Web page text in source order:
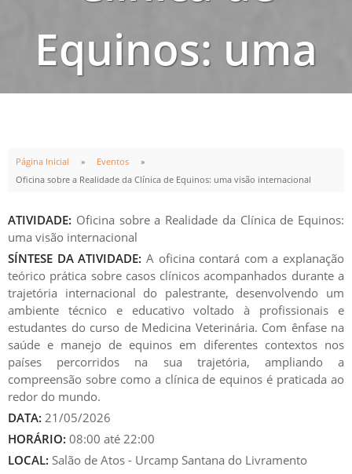
Equinos: uma
visão
internacional
INÍCIO
21 MAI
08:00h
TÉRMINO
21 MAI
22:00h
Página Inicial
Eventos
Oficina sobre a Realidade da Clínica de Equinos: uma visão internacional
ATIVIDADE: Oficina sobre a Realidade da Clínica de Equinos:
uma visão internacional
SÍNTESE DA ATIVIDADE: A oficina contará com a explanação
teórico prática sobre casos clínicos acompanhados durante a
trajetória internacional do palestrante, desenvolvendo um
ambiente técnico e educativo voltado à profissionais e
estudantes do curso de Medicina Veterinária. Com ênfase na
saúde e manejo de equinos em diferentes contextos nos
países percorridos na sua trajetória, ampliando a
compreensão sobre como a clínica de equinos é praticada ao
redor do mundo.
DATA: 21/05/2026
HORÁRIO: 08:00 até 22:00
LOCAL: Salão de Atos - Urcamp Santana do Livramento